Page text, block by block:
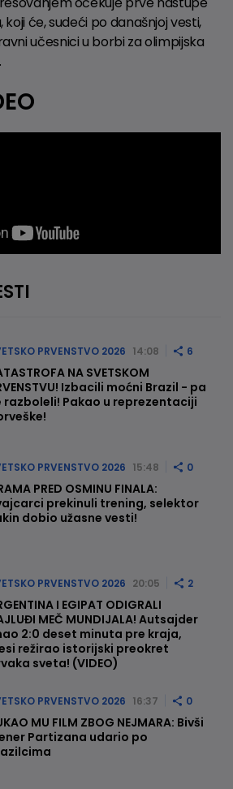
će, sudeći po današnjoj vesti,
učesnici u borbi za olimpijska
PRVENSTVO 2026 14:08 6
NA SVETSKOM
Izbacili moćni Brazil - pa
razboleli! Pakao u reprezentaciji
PRVENSTVO 2026 15:48 0
PRED OSMINU FINALA:
prekinuli trening, selektor
dobio užasne vesti!
PRVENSTVO 2026 20:05 2
I EGIPAT ODIGRALI
MEČ MUNDIJALA! Autsajder
2:0 deset minuta pre kraja,
režirao istorijski preokret
sveta! (VIDEO)
PRVENSTVO 2026 16:37 0
MU FILM ZBOG NEJMARA: Bivši
Partizana udario po